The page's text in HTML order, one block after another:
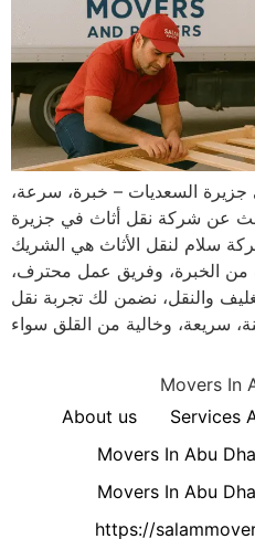
السعديات – خبرة، سرعة،
عن شركة نقل أثاث في جزيرة
سلام لنقل الأثاث هي الشريك
من الخبرة، وفريق عمل محترف،
والنقل، نضمن لك تجربة نقل
Movers In
About us
Services
https://